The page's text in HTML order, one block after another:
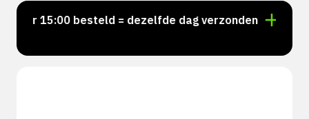
15:00 besteld = dezelfde dag verzonden